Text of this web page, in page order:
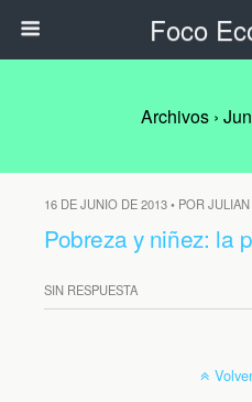
Foco
Archivos ›
16 DE JUNIO DE 2013 • POR
Pobreza y niñez: la
SIN RESPUESTA